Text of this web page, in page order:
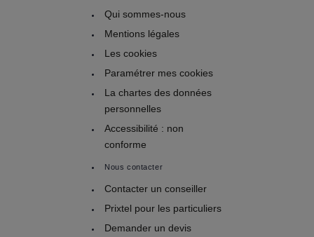
Qui sommes-nous
Mentions légales
Les cookies
Paramétrer mes cookies
La chartes des données
personnelles
Accessibilité : non
conforme
Nous contacter
Contacter un conseiller
Prixtel pour les particuliers
Demander un devis